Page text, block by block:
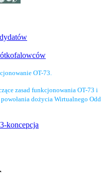
OT-73.
zasad funkcjonowania OT-73 i
dożycia Wirtualnego
koncepcja